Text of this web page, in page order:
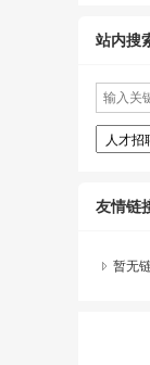
站内搜
友情链
暂无